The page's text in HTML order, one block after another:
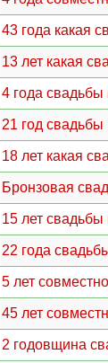
43 года какая
13 лет какая
4 года свадьбы
21 год свадьбы
18 лет какая
Бронзовая
15 лет свадьбы
22 года
5 лет
45 лет
2 годовщина